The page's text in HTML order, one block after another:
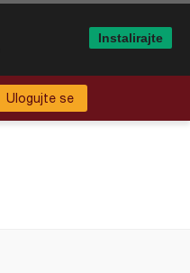
Ulogujte se
Instalirajte